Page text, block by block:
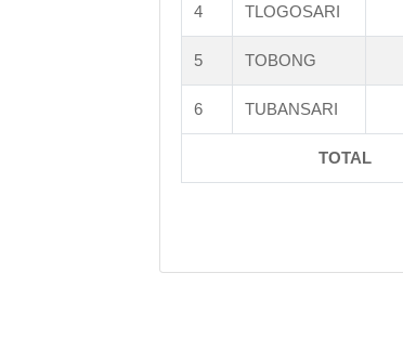
4 TLOGOSARI
5 TOBONG
6 TUBANSARI
TOTAL